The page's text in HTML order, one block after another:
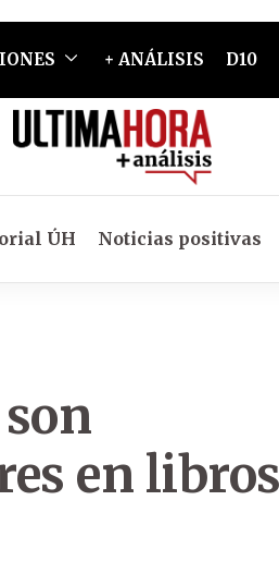
+ ANÁLISIS D10
ÚH Noticias positivas
en libros